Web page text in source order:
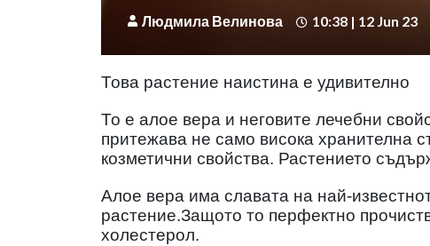
Людмила Велинова 10:38 | 12 Jun 23
Това растение наистина е удивително
То е алое вера и неговите лечебни
притежава не само висока хранителна
козметични свойства. Растението
Алое вера има славата на най-
растение.Защото то перфектно
холестерол.